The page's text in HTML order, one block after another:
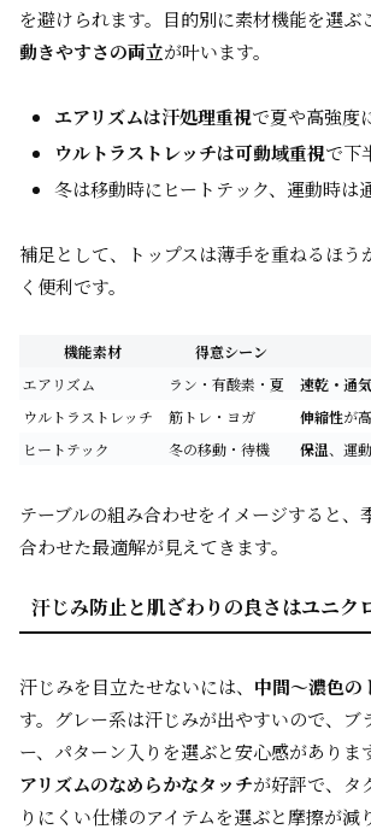
を避けられます。目的別に素材機能を選ぶ
動きやすさの両立が叶います。
エアリズムは汗処理重視で夏や高強度
ウルトラストレッチは可動域重視で下
冬は移動時にヒートテック、運動時は
補足として、トップスは薄手を重ねるほう
く便利です。
機能素材 得意シーン
エアリズム
ラン・有酸素・夏 速乾・通気
ウルトラストレッチ
筋トレ・ヨガ 伸縮性が
ヒートテック
冬の移動・待機 保温、運
テーブルの組み合わせをイメージすると、
合わせた最適解が見えてきます。
汗じみ防止と肌ざわりの良さはユニク
汗じみを目立たせないには、 中間〜濃色の
す。グレー系は汗じみが出やすいので、ブ
ー、パターン入りを選ぶと安心感がありま
アリズムのなめらかなタッチが好評で、タ
りにくい仕様のアイテムを選ぶと摩擦が減